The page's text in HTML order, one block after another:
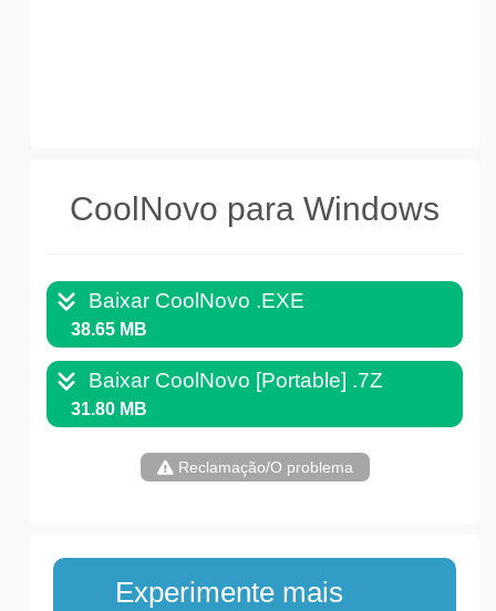
CoolNovo para Windows
Baixar CoolNovo .EXE
38.65 MB
Baixar CoolNovo [Portable] .7Z
31.80 MB
Reclamação/O problema
Experimente mais